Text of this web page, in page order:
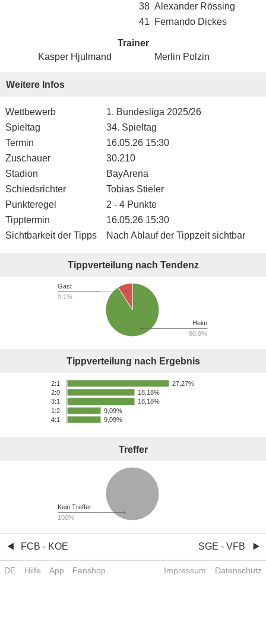
38 Alexander Rössing
41
Fernando Dickes
Trainer
Kasper Hjulmand
Merlin Polzin
Weitere Infos
Wettbewerb
1. Bundesliga 2025/26
Spieltag
34. Spieltag
Termin
16.05.26 15:30
Zuschauer
30.210
Stadion
BayArena
Schiedsrichter
Tobias Stieler
Punkteregel
2 - 4 Punkte
Tipptermin
16.05.26 15:30
Sichtbarkeit der Tipps
Nach Ablauf der Tippzeit sichtbar
Tippverteilung nach Tendenz
Heim
90.9%
Gast
9.1%
Tippverteilung nach Ergebnis
2:1
2:0
3:1
1:2
4:1
27,27%
18,18%
18,18%
9,09%
9,09%
Treffer
Kein Treffer
100%
FCB - KOE SGE - VFB
DE Hilfe App Fanshop Impressum Datenschutz